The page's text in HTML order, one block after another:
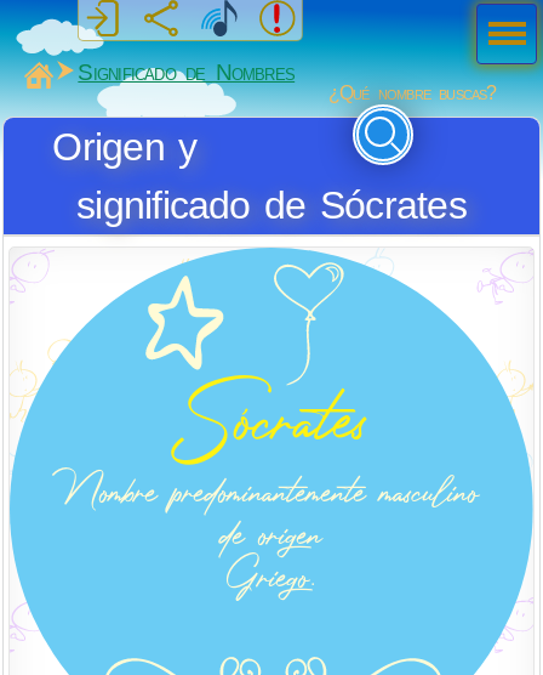
MiSabueso
Significado de Nombres
¿Qué nombre buscas?
Origen y
significado de Sócrates
Men
ú